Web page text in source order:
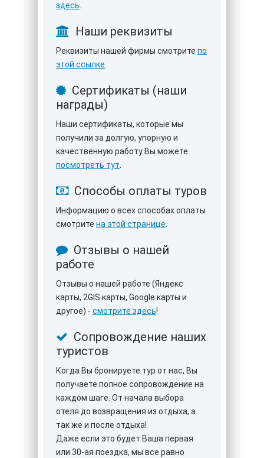
здесь
Наши реквизиты
Реквизиты нашей фирмы смотрите по
этой ссылке
Сертификаты (наши
награды)
Наши сертификаты, которые мы
получили за долгую, упорную и
качественную работу Вы можете
посмотреть тут
Способы оплаты туров
Информацию о всех способах оплаты
смотрите на этой странице
Отзывы о нашей
работе
Отзывы о нашей работе (Яндекс
карты, 2GIS карты, Google карты и
другое) - смотрите здесь!
Сопровождение наших
туристов
Когда Вы бронируете тур от нас, Вы
получаете полное сопровождение на
каждом шаге. От начала выбора
отеля до возвращения из отдыха, а
так же и после отдыха!
Даже если это будет Ваша первая
или 30-ая поездка, мы все равно